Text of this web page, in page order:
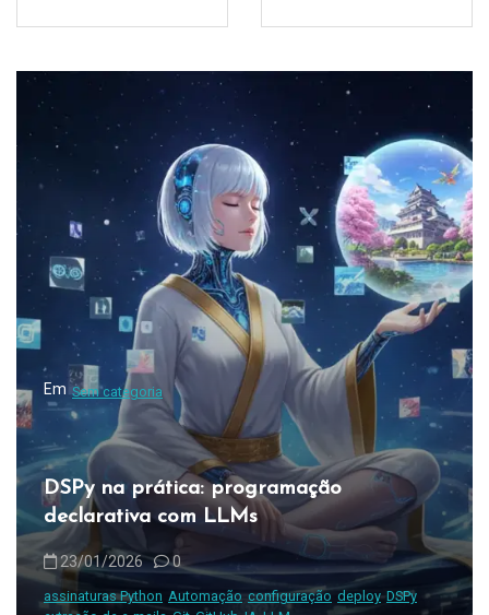
Em Sem categoria
DSPy na prática: programação
declarativa com LLMs
23/01/2026 0
assinaturas Python Automação configuração deploy DSPy